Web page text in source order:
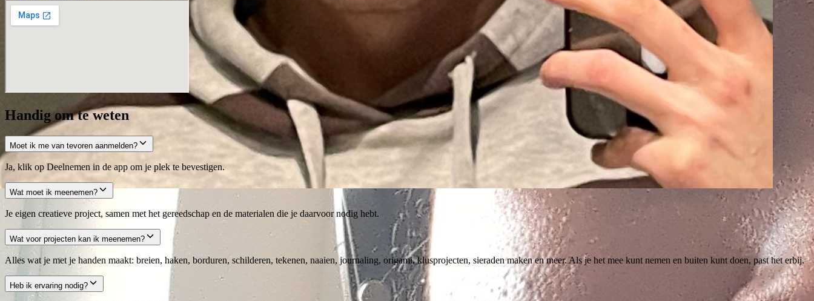
Handig om te weten
Moet ik me van tevoren aanmelden?
Ja, klik op Deelnemen in de app om je plek te bevestigen.
Wat moet ik meenemen?
Je eigen creatieve project, samen met het gereedschap en de materialen die je daarvoor nodig hebt.
Wat voor projecten kan ik meenemen?
Alles wat je met je handen maakt: breien, haken, borduren, schilderen, tekenen, naaien, journaling, origami, klusprojecten, sieraden maken en meer. Als je het mee kunt nemen en buiten kunt doen, past het erbij.
Heb ik ervaring nodig?